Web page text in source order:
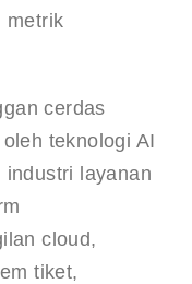
metrik
cerdas
teknologi AI
layanan
cloud,
tiket,